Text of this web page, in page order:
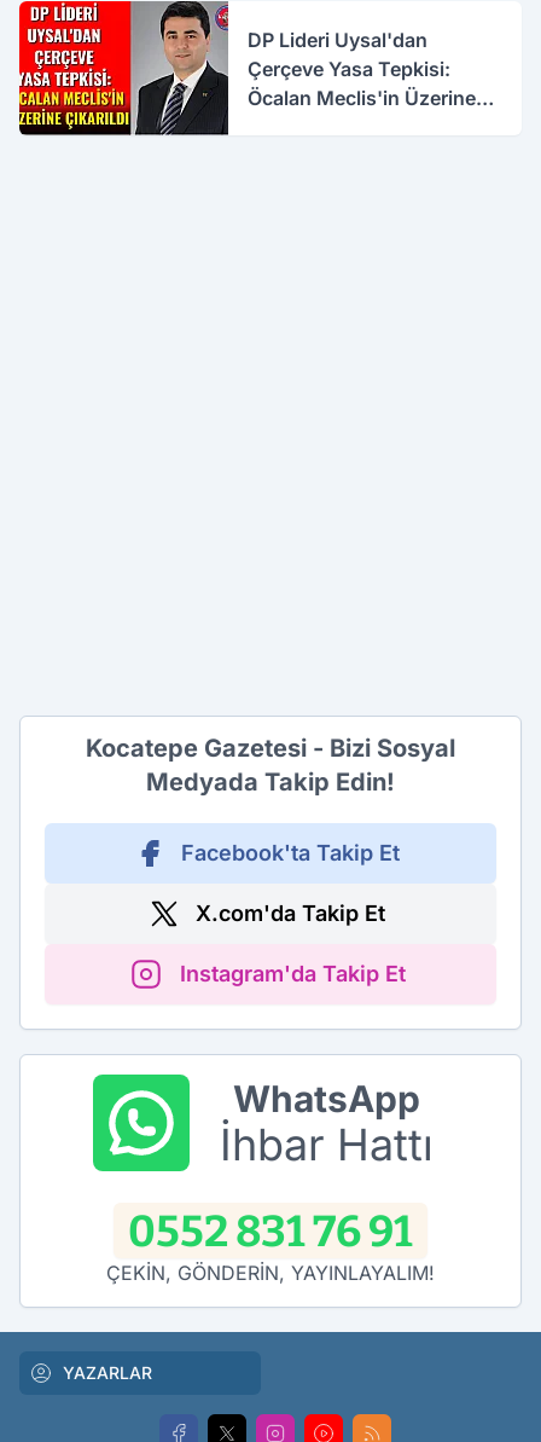
DP Lideri Uysal'dan
Çerçeve Yasa Tepkisi:
Öcalan Meclis'in Üzerine
Kocatepe Gazetesi - Bizi Sosyal
Medyada Takip Edin!
Facebook'ta Takip Et
X.com'da Takip Et
Instagram'da Takip Et
WhatsApp
İhbar Hattı
0552 831 76 91
ÇEKİN, GÖNDERİN, YAYINLAYALIM!
YAZARLAR